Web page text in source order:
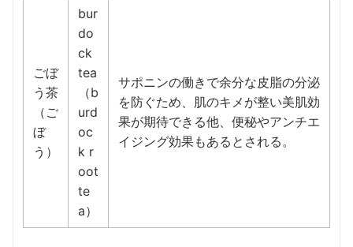
ごぼ
う茶
（ご
ぼ
う）
bur
do
ck
tea
（b
urd
oc
k r
oot
te
a）
サポニンの働きで余分な皮脂の分泌
を防ぐため、肌のキメが整い美肌効
果が期待できる他、便秘やアンチエ
イジング効果もあるとされる。